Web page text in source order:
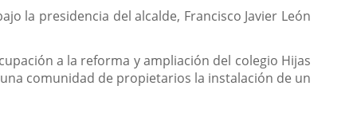
la presidencia del alcalde, Francisco Javier León
a la reforma y ampliación del colegio Hijas
comunidad de propietarios la instalación de un